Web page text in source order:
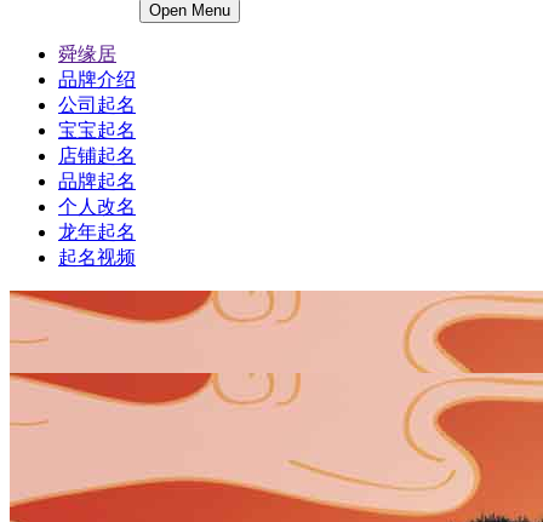
Open Menu
舜缘居
品牌介绍
公司起名
宝宝起名
店铺起名
品牌起名
个人改名
龙年起名
起名视频